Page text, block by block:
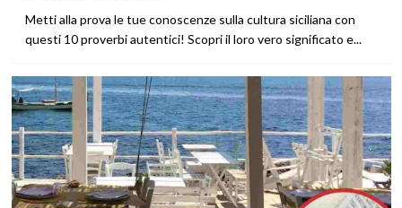
Metti alla prova le tue conoscenze sulla cultura siciliana con
questi 10 proverbi autentici! Scopri il loro vero significato e...